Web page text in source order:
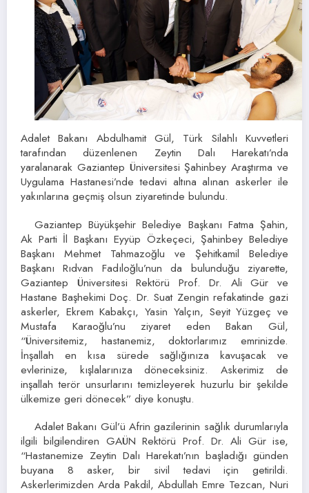
Adalet Bakanı Abdulhamit Gül, Türk Silahlı Kuvvetleri
tarafından düzenlenen Zeytin Dalı Harekatı’nda
yaralanarak Gaziantep Üniversitesi Şahinbey Araştırma ve
Uygulama Hastanesi’nde tedavi altına alınan askerler ile
yakınlarına geçmiş olsun ziyaretinde bulundu.
Gaziantep Büyükşehir Belediye Başkanı Fatma Şahin,
Ak Parti İl Başkanı Eyyüp Özkeçeci, Şahinbey Belediye
Başkanı Mehmet Tahmazoğlu ve Şehitkamil Belediye
Başkanı Rıdvan Fadıloğlu’nun da bulunduğu ziyarette,
Gaziantep Üniversitesi Rektörü Prof. Dr. Ali Gür ve
Hastane Başhekimi Doç. Dr. Suat Zengin refakatinde gazi
askerler, Ekrem Kabakçı, Yasin Yalçın, Seyit Yüzgeç ve
Mustafa Karaoğlu’nu ziyaret eden Bakan Gül,
“Üniversitemiz, hastanemiz, doktorlarımız emrinizde.
İnşallah en kısa sürede sağlığınıza kavuşacak ve
evlerinize, kışlalarınıza döneceksiniz. Askerimiz de
inşallah terör unsurlarını temizleyerek huzurlu bir şekilde
ülkemize geri dönecek” diye konuştu.
Adalet Bakanı Gül’ü Afrin gazilerinin sağlık durumlarıyla
ilgili bilgilendiren GAÜN Rektörü Prof. Dr. Ali Gür ise,
“Hastanemize Zeytin Dalı Harekatı’nın başladığı günden
buyana 8 asker, bir sivil tedavi için getirildi.
Askerlerimizden Arda Pakdil, Abdullah Emre Tezcan, Nuri